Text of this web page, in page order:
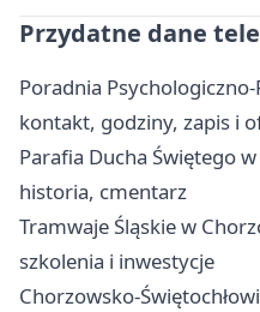
Przydatne dane
Poradnia
kontakt, godziny, zapis i
Parafia Ducha Świętego
historia, cmentarz
Tramwaje Śląskie w
szkolenia i inwestycje
Chorzowsko-